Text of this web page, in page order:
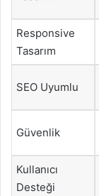
Responsive
Tasarım
SEO Uyumlu
Güvenlik
Kullanıcı
Desteği